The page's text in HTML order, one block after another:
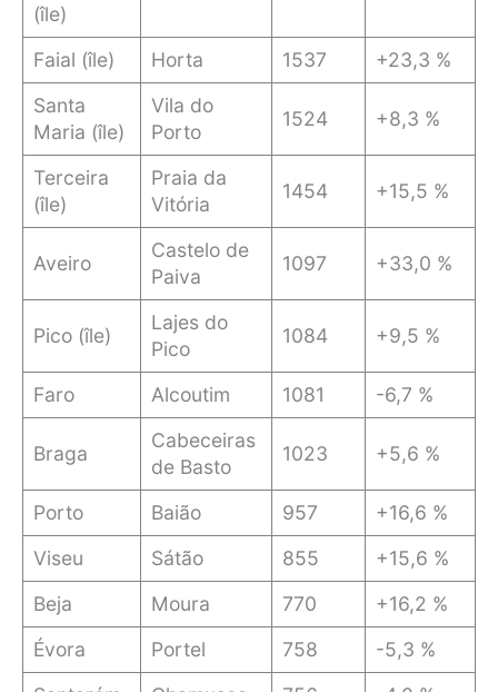
(île)
Faial (île) Horta 1537
+23,3 %
Santa
Maria (île)
Vila do
Porto
1524 +8,3 %
Terceira
(île)
Praia da
Vitória
1454 +15,5 %
Aveiro
Castelo de
Paiva
1097 +33,0 %
Pico (île)
Lajes do
Pico
1084 +9,5 %
Faro Alcoutim 1081 -6,7 %
Braga
Cabeceiras
de Basto
1023 +5,6 %
Porto Baião 957
+16,6 %
Viseu
Sátão 855
+15,6 %
Beja
Moura 770
+16,2 %
Évora
Portel 758
-5,3 %